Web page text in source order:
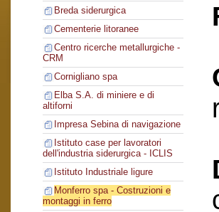
Breda siderurgica
Cementerie litoranee
Centro ricerche metallurgiche -
CRM
Cornigliano spa
Elba S.A. di miniere e di
altiforni
Impresa Sebina di navigazione
Istituto case per lavoratori
dell'industria siderurgica - ICLIS
Istituto Industriale ligure
Monferro spa - Costruzioni e
montaggi in ferro